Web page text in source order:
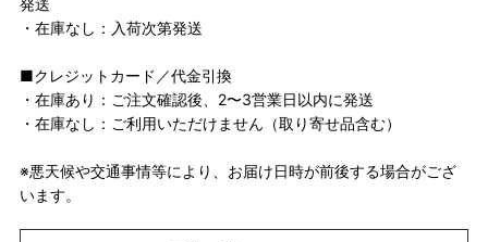
発送
・在庫なし：入荷次第発送
■クレジットカード／代金引換
・在庫あり：ご注文確認後、2〜3営業日以内に発送
・在庫なし：ご利用いただけません（取り寄せ品含む）
※悪天候や交通事情等により、お届け日時が前後する場合がござ
います。